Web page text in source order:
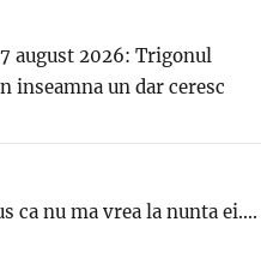
august 2026: Trigonul
inseamna un dar ceresc
ca nu ma vrea la nunta ei....